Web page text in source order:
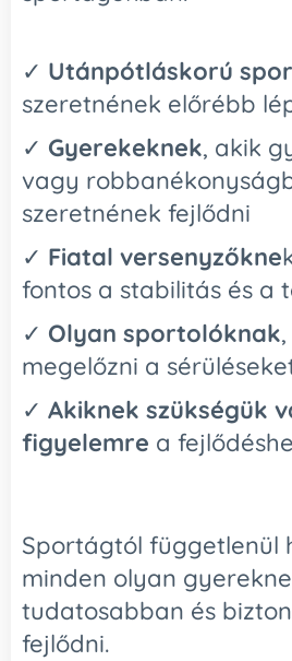
✓ Utánpótláskorú
szeretnének előrébb
✓ Gyerekeknek, akik
vagy
szeretnének fejlődni
✓ Fiatal versenyzőkne
fontos a stabilitás és a
✓ Olyan sportolóknak
megelőzni a
✓ Akiknek szükségük
figyelemre a
Sportágtól függetlenül
minden olyan
tudatosabban és
fejlődni.